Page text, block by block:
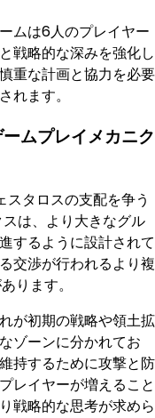
ムは6人のプレイヤー
戦略的な深みを強化し
重な計画と協力を必要
れます。
ムプレイメカニク
タロスの支配を争う
は、より大きなグル
するように設計されて
交渉が行われるより複
ります。
が初期の戦略や領土拡
ゾーンに分かれてお
持するために攻撃と防
レイヤーが増えること
戦略的な思考が求めら